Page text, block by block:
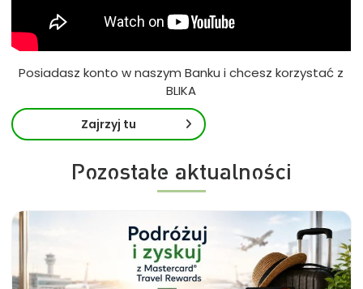
Posiadasz konto w naszym Banku i chcesz korzystać z
BLIKA
Zajrzyj tu
Pozostałe aktualności